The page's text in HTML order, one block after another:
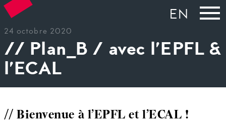
EN
24 octobre 2020
// Plan_B / avec l’EPFL &
l’ECAL
// Bienvenue à l’EPFL et l’ECAL !